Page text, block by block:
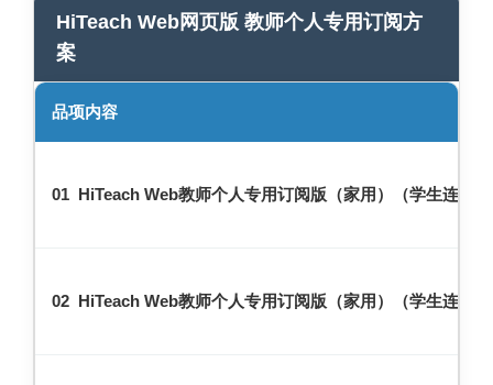
HiTeach Web网页版 教师个人专用订阅方
案
品项内容
01 HiTeach Web教师个人专用订阅版（家用）（学生连线
02 HiTeach Web教师个人专用订阅版（家用）（学生连线